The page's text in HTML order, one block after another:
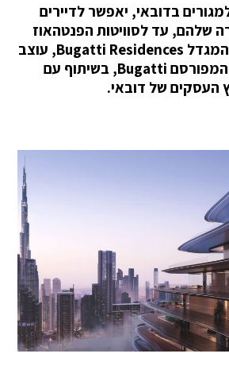
בדובאי, יאפשר לדיירים
שלהם, עד לסוויטות הפנטהאוז
המפוארות שלהם. המגדל Bugatti Residences, עוצב
על ידי מותג הרכב המפורסם Bugatti, בשיתוף עם